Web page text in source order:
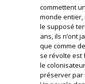
commettent
monde entier,
le supposé
ans, ils n’ont
que comme
se révolte est
le
préserver par